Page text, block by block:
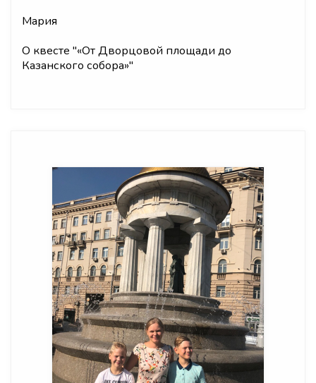
Мария
О квесте "«От Дворцовой площади до
Казанского собора»"